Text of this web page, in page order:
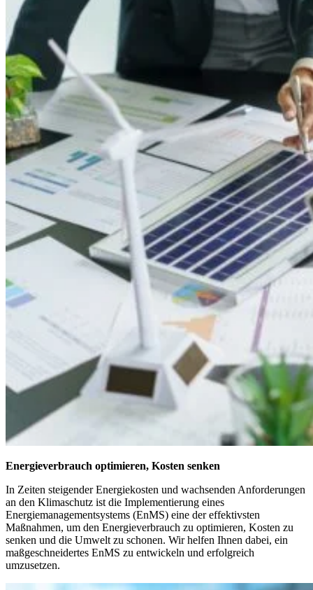
Energieverbrauch optimieren, Kosten senken
In Zeiten steigender Energiekosten und wachsenden Anforderungen
an den Klimaschutz ist die Implementierung eines
Energiemanagementsystems (EnMS) eine der effektivsten
Maßnahmen, um den Energieverbrauch zu optimieren, Kosten zu
senken und die Umwelt zu schonen. Wir helfen Ihnen dabei, ein
maßgeschneidertes EnMS zu entwickeln und erfolgreich
umzusetzen.